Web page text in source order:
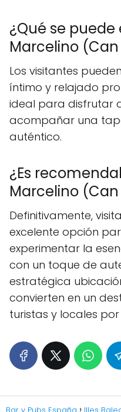
¿Qué se
Marcelino
Los visitantes
íntimo y relajado
ideal para disfrutar
acompañar una
auténtico.
¿Es
Marcelino
Definitivamente,
excelente opción
experimentar la
con un toque de
estratégica
convierten en un
turistas y locales por
Bar y Pubs España Illes